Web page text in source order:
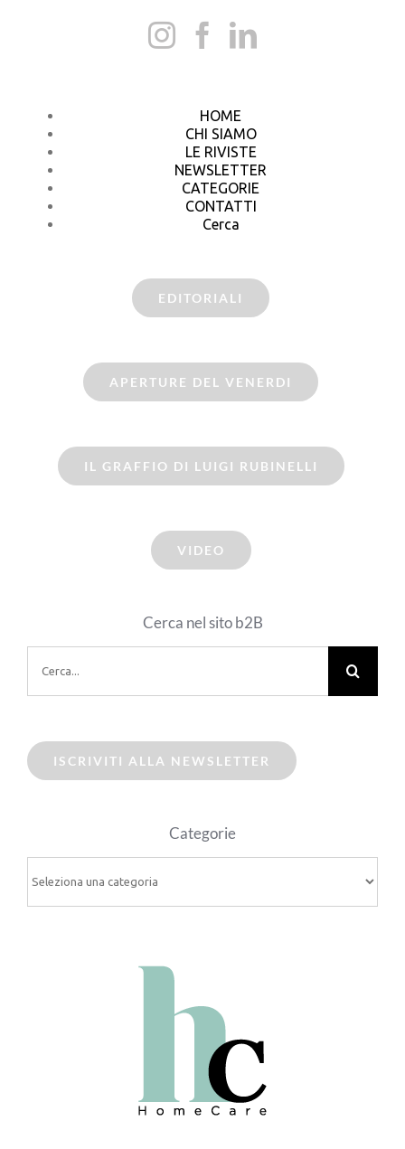
HOME
CHI SIAMO
LE RIVISTE
NEWSLETTER
CATEGORIE
CONTATTI
Cerca
EDITORIALI
APERTURE DEL VENERDI
IL GRAFFIO DI LUIGI RUBINELLI
VIDEO
Cerca nel sito b2B
per:
ISCRIVITI ALLA NEWSLETTER
Categorie